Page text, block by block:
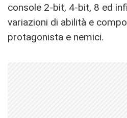
console 2-bit, 4-bit, 8 ed
variazioni di abilità e
protagonista e nemici.